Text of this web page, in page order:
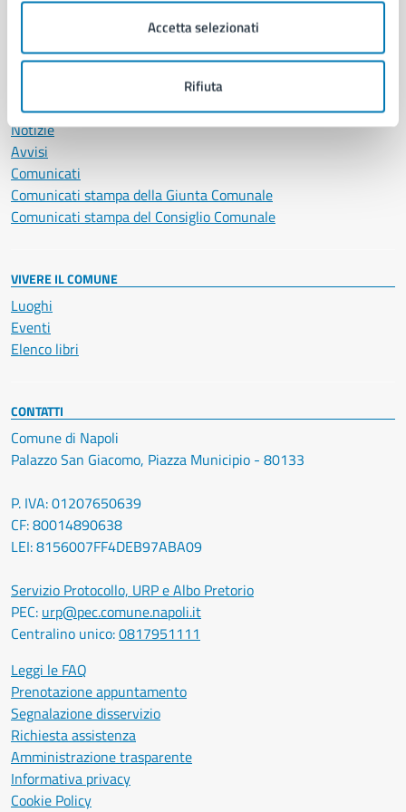
Accetta selezionati
Rifiuta
Notizie
Avvisi
Comunicati
Comunicati stampa della Giunta Comunale
Comunicati stampa del Consiglio Comunale
VIVERE IL COMUNE
Luoghi
Eventi
Elenco libri
CONTATTI
Comune di Napoli
Palazzo San Giacomo, Piazza Municipio - 80133
P. IVA: 01207650639
CF: 80014890638
LEI: 8156007FF4DEB97ABA09
Servizio Protocollo, URP e Albo Pretorio
PEC: urp@pec.comune.napoli.it
Centralino unico:0817951111
Leggi le FAQ
Prenotazione appuntamento
Segnalazione disservizio
Richiesta assistenza
Amministrazione trasparente
Informativa privacy
Cookie Policy